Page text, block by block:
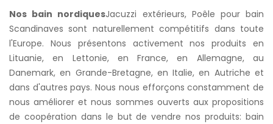
Nos bain nordiquesJacuzzi extérieurs, Poêle pour bain
Scandinaves sont naturellement compétitifs dans toute
l'Europe. Nous présentons activement nos produits en
Lituanie, en Lettonie, en France, en Allemagne, au
Danemark, en Grande-Bretagne, en Italie, en Autriche et
dans d'autres pays. Nous nous efforçons constamment de
nous améliorer et nous sommes ouverts aux propositions
de coopération dans le but de vendre nos produits: bain